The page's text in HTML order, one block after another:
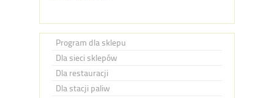
Program dla sklepu
Dla sieci sklepów
Dla restauracji
Dla stacji paliw